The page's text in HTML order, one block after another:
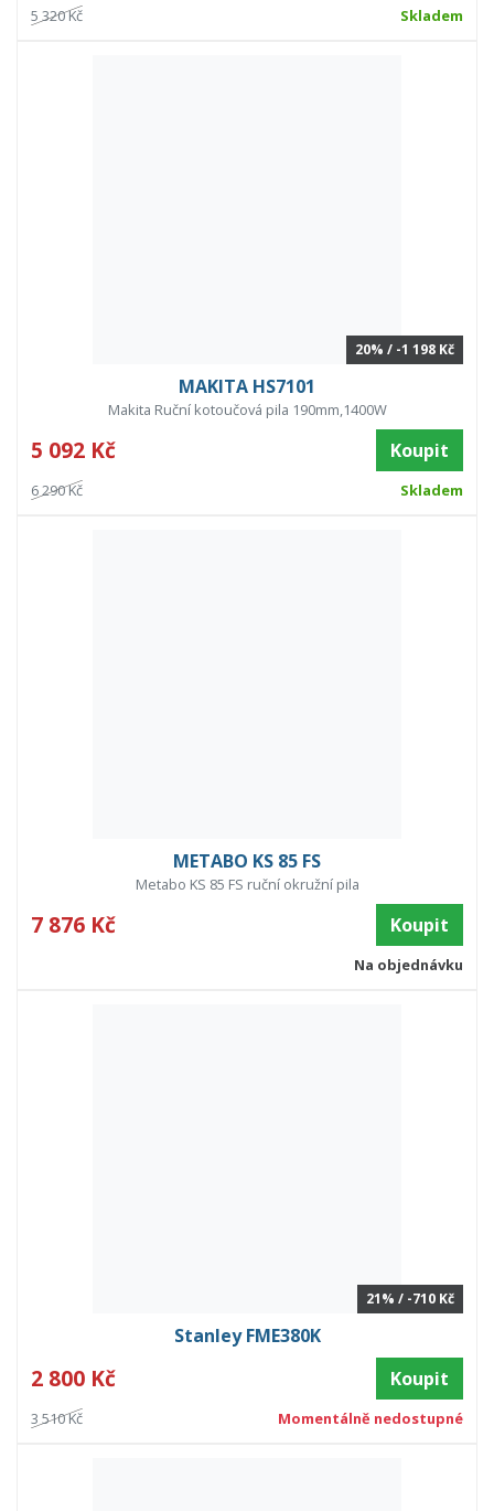
5 320 Kč Skladem
20% / -1 198 Kč
MAKITA HS7101
Makita Ruční kotoučová pila 190mm,1400W
5 092 Kč Koupit
6 290 Kč Skladem
METABO KS 85 FS
Metabo KS 85 FS ruční okružní pila
7 876 Kč Koupit
Na objednávku
21% / -710 Kč
Stanley FME380K
2 800 Kč Koupit
3 510 Kč Momentálně nedostupné